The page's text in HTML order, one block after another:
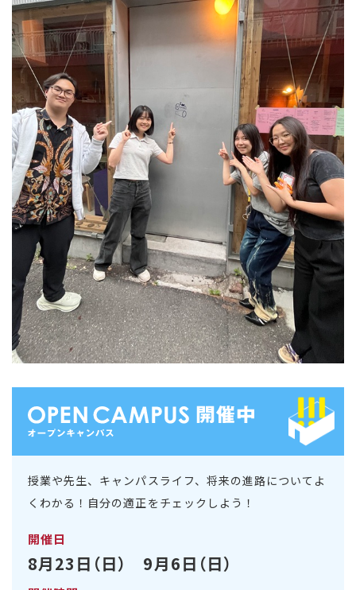
授業や先生、キャンパスライフ、将来の進路についてよ
くわかる！自分の適正をチェックしよう！
開催日
8月23日（日） 9月6日（日）